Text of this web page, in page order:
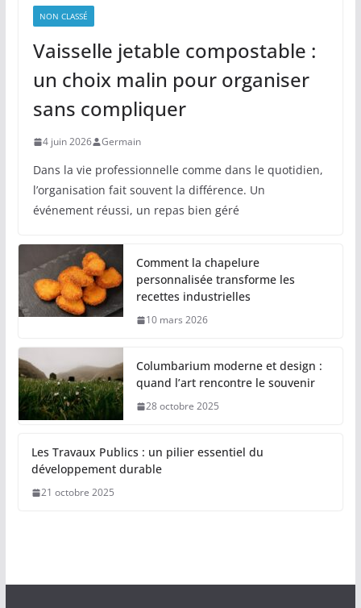
NON CLASSÉ
Vaisselle jetable compostable :
un choix malin pour organiser
sans compliquer
4 juin 2026 Germain
Dans la vie professionnelle comme dans le quotidien,
l’organisation fait souvent la différence. Un
événement réussi, un repas bien géré
Comment la chapelure
personnalisée transforme les
recettes industrielles
10 mars 2026
Columbarium moderne et design :
quand l’art rencontre le souvenir
28 octobre 2025
Les Travaux Publics : un pilier essentiel du
développement durable
21 octobre 2025